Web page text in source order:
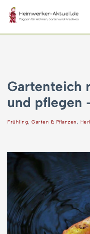
Zum
Inhalt
Gartenteich
und pflegen
Frühling, Garten & Pflanzen ,